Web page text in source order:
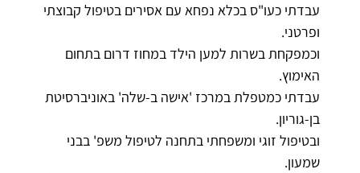
עבדתי כעו"ס בכלא נפחא עם אסירים בטיפול קבוצתי
ופרטני.
וכמפקחת בשרות למען הילד במחוז דרום בתחום
האימוץ.
עבדתי כמטפלת במרכז 'אישה ב-שלה' באוניברסיטת
בן-גוריון.
ובטיפול זוגי ומשפחתי בתחנה לטיפול משפ' בבני
שמעון.